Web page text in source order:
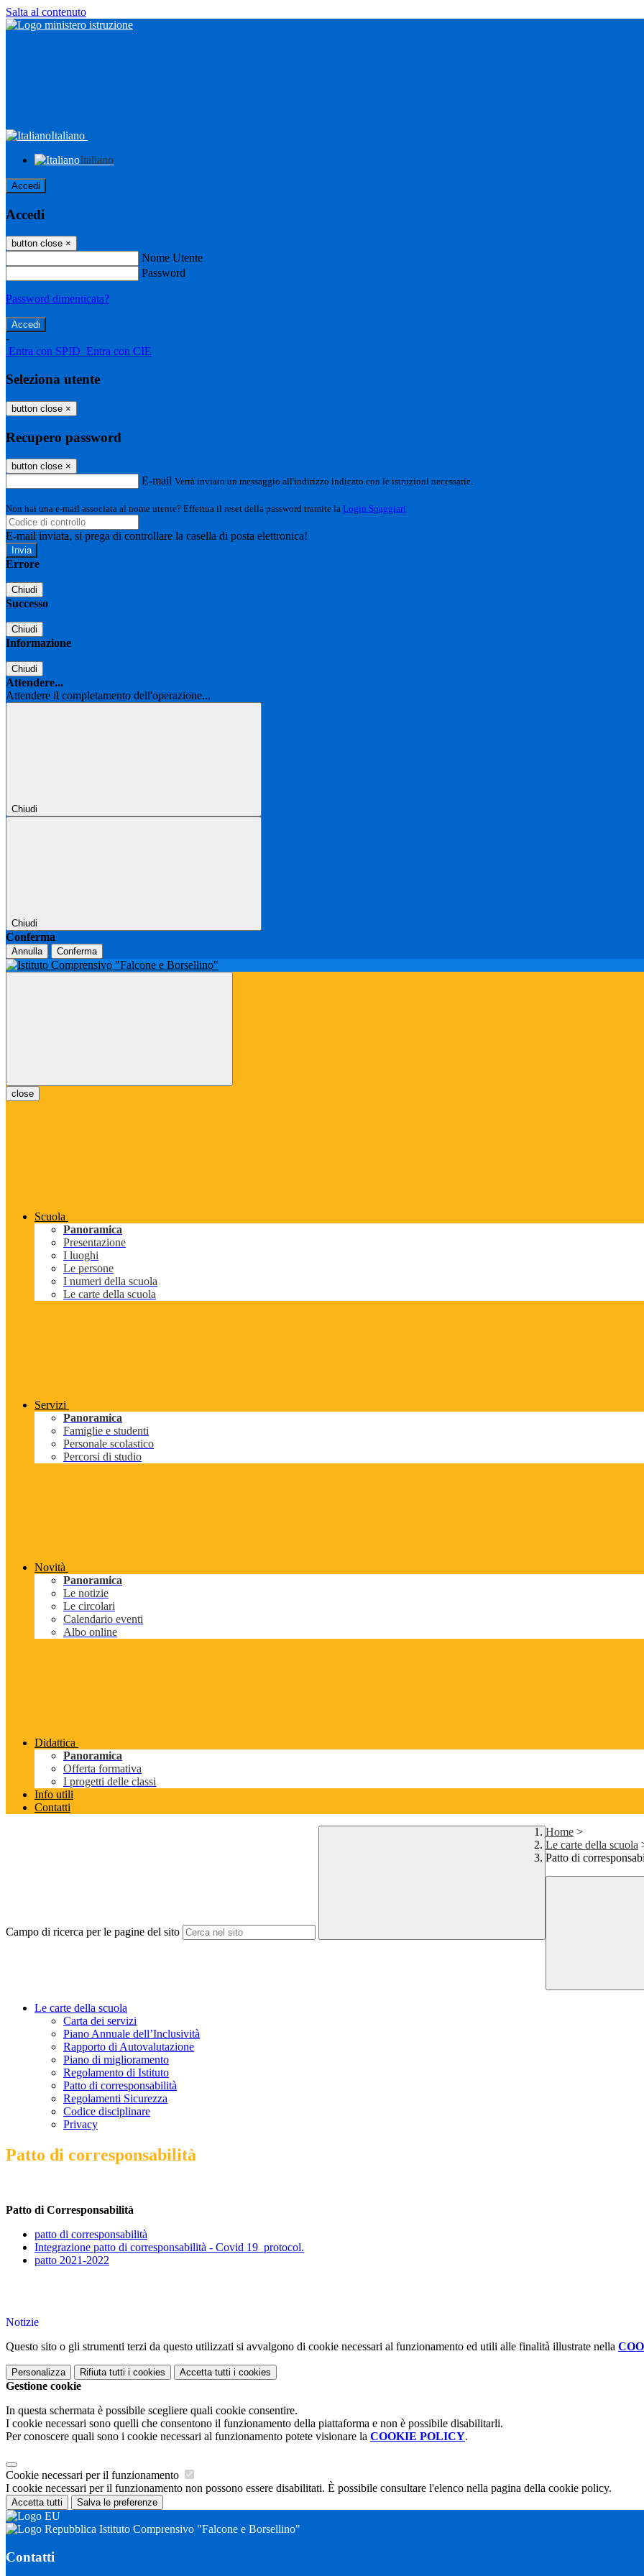
Salta al contenuto
Italiano
Italiano
Accedi
Accedi
button close ×
Nome Utente
Password
Password dimenticata?
-
Entra con SPID Entra con CIE
Seleziona utente
button close ×
Recupero password
button close ×
E-mail Verrà inviato un messaggio all'indirizzo indicato con le istruzioni necessarie.
Non hai una e-mail associata al nome utente? Effettua il reset della password tramite la Login Spaggiari
E-mail inviata, si prega di controllare la casella di posta elettronica!
Errore
Chiudi
Successo
Chiudi
Informazione
Chiudi
Attendere...
Attendere il completamento dell'operazione...
Chiudi
Chiudi
Conferma
Annulla Conferma
close
Scuola
Panoramica
Presentazione
I luoghi
Le persone
I numeri della scuola
Le carte della scuola
Servizi
Panoramica
Famiglie e studenti
Personale scolastico
Percorsi di studio
Novità
Panoramica
Le notizie
Le circolari
Calendario eventi
Albo online
Didattica
Panoramica
Offerta formativa
I progetti delle classi
Info utili
Contatti
Campo di ricerca per le pagine del sito
Home >
Le carte della scuola
Patto di
Le carte della scuola
Carta dei servizi
Piano Annuale dell’Inclusività
Rapporto di Autovalutazione
Piano di miglioramento
Regolamento di Istituto
Patto di corresponsabilità
Regolamenti Sicurezza
Codice disciplinare
Privacy
Patto di corresponsabilità
Patto di Corresponsabilità
patto di corresponsabilità
Integrazione patto di corresponsabilità - Covid 19_protocol.
patto 2021-2022
Notizie
Questo sito o gli strumenti terzi da questo utilizzati si avvalgono di cookie necessari al funzionamento ed utili alle finalità illustrate nella
Personalizza Rifiuta tutti i cookies Accetta tutti i cookies
Gestione cookie
In questa schermata è possibile scegliere quali cookie consentire.
I cookie necessari sono quelli che consentono il funzionamento della piattaforma e non è possibile disabilitarli.
Per conoscere quali sono i cookie necessari al funzionamento potete visionare la COOKIE POLICY.
Cookie necessari per il funzionamento
I cookie necessari per il funzionamento non possono essere disabilitati. È possibile consultare l'elenco nella pagina della cookie policy.
Accetta tutti Salva le preferenze
Istituto Comprensivo "Falcone e Borsellino"
Contatti